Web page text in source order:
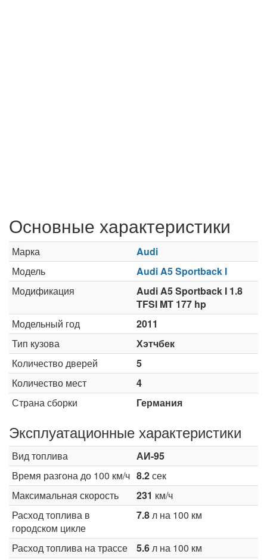
Основные характеристики
Марка
Audi
Модель
Audi A5 Sportback I
Модификация
Audi A5 Sportback I 1.8
TFSI MT 177 hp
Модельный год
2011
Тип кузова
Хэтчбек
Количество дверей
5
Количество мест
4
Страна сборки
Германия
Эксплуатационные характеристики
Вид топлива
АИ-95
Время разгона до 100 км/ч 8.2сек
Максимальная скорость
231 км/ч
Расход топлива в
городском цикле
7.8л на 100 км
Расход топлива на трассе 5.6л на 100 км